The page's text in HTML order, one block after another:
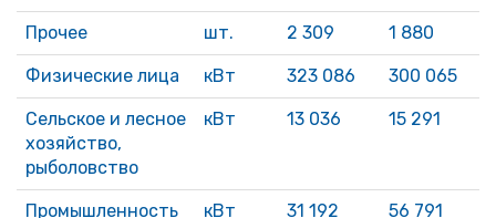
Прочее шт. 2 309 1 880
Физические лица кВт 323 086 300 065
Сельское и лесное
хозяйство,
рыболовство
кВт 13 036 15 291
Промышленность кВт 31 192 56 791